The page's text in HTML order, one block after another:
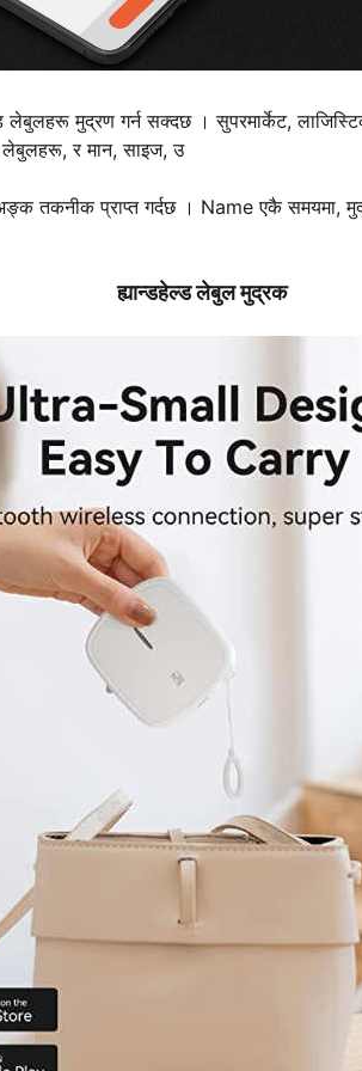
लेबुलहरू मुद्रण गर्न सक्दछ । सुपरमार्केट,
र मान, साइज, उ
तकनीक प्राप्त गर्दछ । Name एकै समयमा,
ह्यान्डहेल्ड लेबुल मुद्रक